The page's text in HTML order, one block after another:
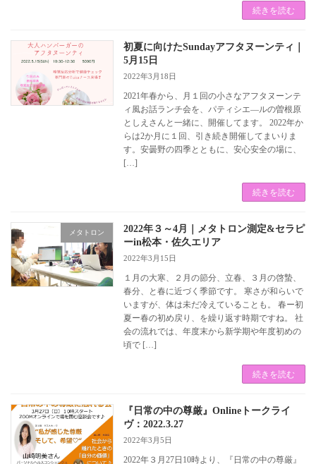
続きを読む
初夏に向けたSundayアフタヌーンティ｜
5月15日
2022年3月18日
2021年春から、月１回の小さなアフタヌーンテ
ィ風お話ランチ会を、パティシエ―ルの曽根原
としえさんと一緒に、開催してます。 2022年か
らは2か月に１回、引き続き開催してまいりま
す。安曇野の四季とともに、安心安全の場に、
[…]
続きを読む
メタトロン
2022年３～4月｜メタトロン測定&セラピ
ーin松本・佐久エリア
2022年3月15日
１月の大寒、２月の節分、立春、３月の啓蟄、
春分、と春に近づく季節です。 寒さが和らいで
いますが、体は未だ冷えていることも。 春ー初
夏ー春の初め戻り、を繰り返す時期ですね。 社
会の流れでは、年度末から新学期や年度初めの
頃で […]
続きを読む
『日常の中の尊厳』Onlineトークライ
ヴ：2022.3.27
2022年3月5日
2022年３月27日10時より、『日常の中の尊厳』